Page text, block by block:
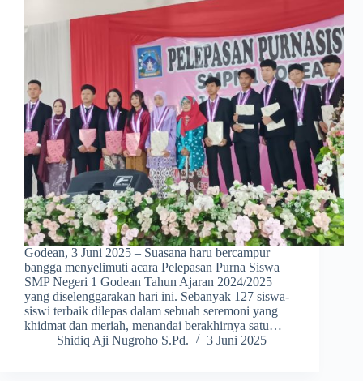
Godean, 3 Juni 2025 – Suasana haru bercampur
bangga menyelimuti acara Pelepasan Purna Siswa
SMP Negeri 1 Godean Tahun Ajaran 2024/2025
yang diselenggarakan hari ini. Sebanyak 127 siswa-
siswi terbaik dilepas dalam sebuah seremoni yang
khidmat dan meriah, menandai berakhirnya satu…
Shidiq Aji Nugroho S.Pd.
3 Juni 2025